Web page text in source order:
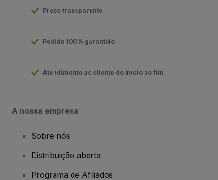
Preço transparente
Pedido 100% garantido
Atendimento ao cliente do início ao fim
A nossa empresa
Sobre nós
Distribuição aberta
Programa de Afiliados